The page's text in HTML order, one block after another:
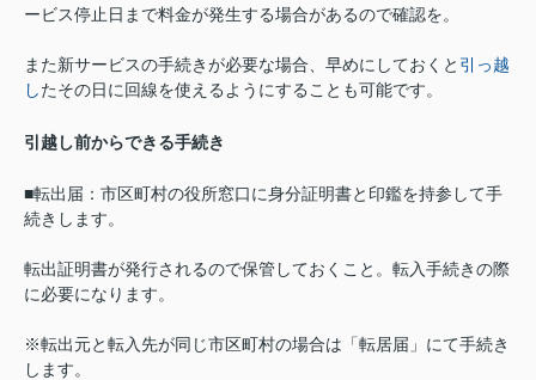
ービス停止日まで料金が発生する場合があるので確認を。
また新サービスの手続きが必要な場合、早めにしておくと 引っ越
したその日に回線を使えるようにすることも可能です。
引越し前からできる手続き
■転出届：市区町村の役所窓口に身分証明書と印鑑を持参して手
続きします。
転出証明書が発行されるので保管しておくこと。転入手続きの際
に必要になります。
※転出元と転入先が同じ市区町村の場合は「転居届」にて手続き
します。